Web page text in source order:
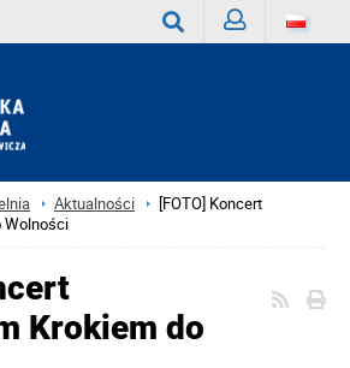
Aktualności
[FOTO] Koncert
Wolności
Krokiem do